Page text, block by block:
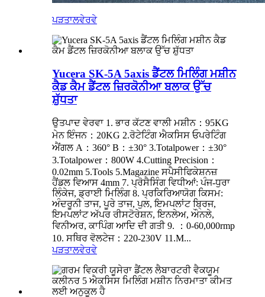
ਪੜਤਾਲਵੇਰਵੇ
Yucera SK-5A 5axis ਡੈਂਟਲ ਮਿਲਿੰਗ ਮਸ਼ੀਨ
ਕੈਡ ਕੈਮ ਡੈਂਟਲ ਜ਼ਿਰਕੋਨੀਆ ਬਲਾਕ ਉੱਚ
ਸ਼ੁੱਧਤਾ
ਉਤਪਾਦ ਵੇਰਵਾ 1. ਭਾਰ ਕੱਟਣ ਵਾਲੀ ਮਸ਼ੀਨ：95KG
ਮੇਨ ਇੰਜਨ：20KG 2.ਰੋਟੇਟਿੰਗ ਐਕਸਿਸ ਓਪਰੇਟਿੰਗ
ਐਂਗਲ A：360° B：±30° 3.Totalpower：±30°
3.Totalpower：800W 4.Cutting Precision：
0.02mm 5.Tools 5.Magazine ਸਪੈਸੀਫਿਕੇਸ਼ਨਜ਼
ਹੈਂਡਲ ਵਿਆਸ 4mm 7. ਪ੍ਰੋਸੈਸਿੰਗ ਵਿਧੀਆਂ: ਪੰਜ-ਧੁਰਾ
ਲਿੰਕੇਜ, ਡ੍ਰਾਈ ਮਿਲਿੰਗ 8. ਪ੍ਰਕਿਰਿਆਯੋਗ ਕਿਸਮ:
ਅੰਦਰੂਨੀ ਤਾਜ, ਪੂਰੇ ਤਾਜ, ਪੁਲ, ਇਮਪਲਾਂਟ ਬ੍ਰਿਜ,
ਇਮਪਲਾਂਟ ਅੱਪਰ ਰੀਸਟੋਰੇਸ਼ਨ, ਇਨਲੇਅ, ਔਨਲੇ,
ਵਿਨੀਅਰ, ਕਾਪਿੰਗ ਆਦਿ ਦੀ ਗਤੀ 9. ：0-60,000rmp
10. ਸਥਿਰ ਵੋਲਟੇਜ：220-230V 11.M...
ਪੜਤਾਲਵੇਰਵੇ